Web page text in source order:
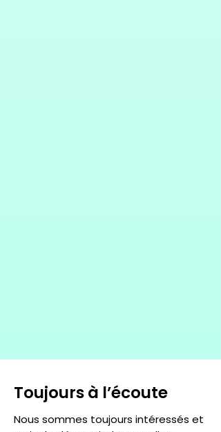
Toujours à l’écoute
Nous sommes toujours intéressés et